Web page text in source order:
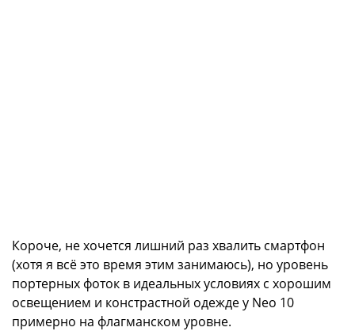
Короче, не хочется лишний раз хвалить смартфон
(хотя я всё это время этим занимаюсь), но уровень
портерных фоток в идеальных условиях с хорошим
освещением и констрастной одежде у Neo 10
примерно на флагманском уровне.